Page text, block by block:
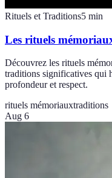
Rituels et Traditions5 min
Les rituels
Découvrez les rituels
traditions significatives qui
profondeur et respect.
rituels mémoriauxtraditions
Aug 6